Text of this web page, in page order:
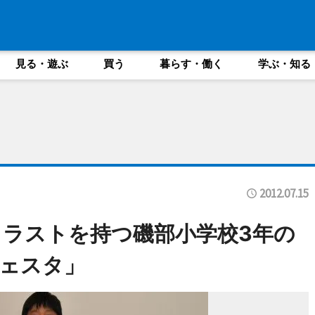
見る・遊ぶ 買う 暮らす・働く 学ぶ・知る
2012.07.15
ストを持つ磯部小学校3年の
スタ」